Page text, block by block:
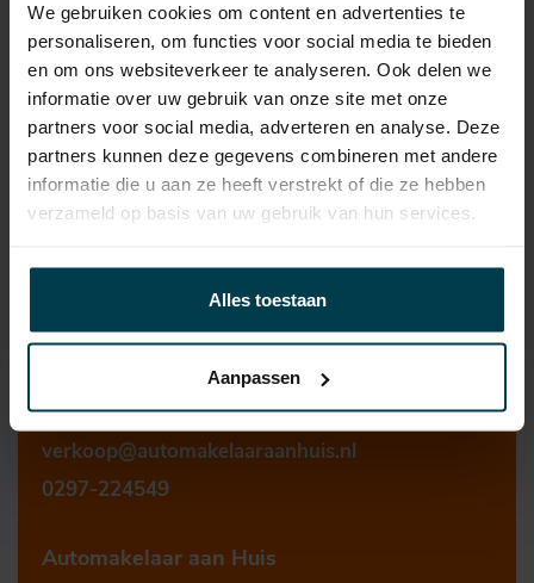
We gebruiken cookies om content en advertenties te
personaliseren, om functies voor social media te bieden
en om ons websiteverkeer te analyseren. Ook delen we
informatie over uw gebruik van onze site met onze
partners voor social media, adverteren en analyse. Deze
partners kunnen deze gegevens combineren met andere
informatie die u aan ze heeft verstrekt of die ze hebben
verzameld op basis van uw gebruik van hun services.
Alles toestaan
Aanpassen
Energielabel
Gemiddeld verbruik
5 L/100KM
Verbruik stad
6.4 L/100KM
Verbruik snelweg
4.2 L/100KM
Wegenbelasting min
€ 199 /kwartaal
Contact informatie
verkoop@automakelaaraanhuis.nl
0297-224549
Automakelaar aan Huis